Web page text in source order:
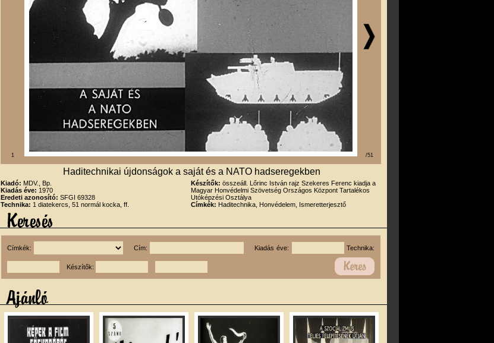
1 /51
Haditechnikai újdonságok a saját és a NATO hadseregekben
Kiadó: MDV., Bp.
Kiadás éve: 1970
Eredeti azonosító: SFGI 69328
Technika: 1 diatekercs, 51 normál kocka, ff.
Készítők: összeáll. Lőrinc István rajz Szekeres Ferenc kiadja a
Magyar Honvédelmi Szövetség Országos Központ Tartalékos
Utóképzési Osztálya
Címkék: Haditechnika, Honvédelem, Ismeretterjesztő
Címkék: Cím: Kiadás éve: Technika:
Készítők: